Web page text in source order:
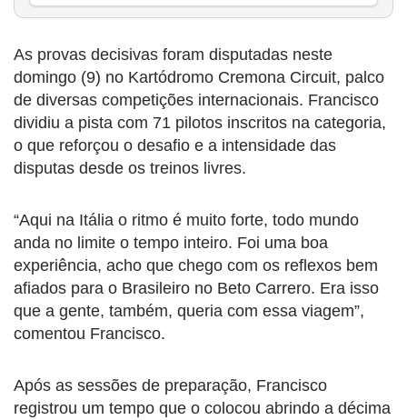
As provas decisivas foram disputadas neste
domingo (9) no Kartódromo Cremona Circuit, palco
de diversas competições internacionais. Francisco
dividiu a pista com 71 pilotos inscritos na categoria,
o que reforçou o desafio e a intensidade das
disputas desde os treinos livres.
“Aqui na Itália o ritmo é muito forte, todo mundo
anda no limite o tempo inteiro. Foi uma boa
experiência, acho que chego com os reflexos bem
afiados para o Brasileiro no Beto Carrero. Era isso
que a gente, também, queria com essa viagem”,
comentou Francisco.
Após as sessões de preparação, Francisco
registrou um tempo que o colocou abrindo a décima